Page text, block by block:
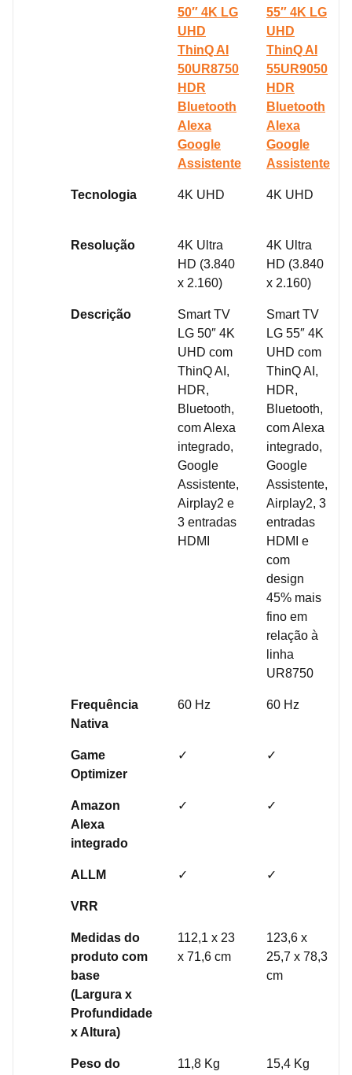
50″ 4K LG
UHD
ThinQ AI
50UR8750
HDR
Bluetooth
Alexa
Google
Assistente
55″ 4K LG
UHD
ThinQ AI
55UR9050
HDR
Bluetooth
Alexa
Google
Assistente
Tecnologia 4K UHD 4K UHD
Resolução
4K Ultra
HD (3.840
x 2.160)
4K Ultra
HD (3.840
x 2.160)
Descrição
Smart TV
LG 50″ 4K
UHD com
ThinQ AI,
HDR,
Bluetooth,
com Alexa
integrado,
Google
Assistente,
Airplay2 e
3 entradas
HDMI
Smart TV
LG 55″ 4K
UHD com
ThinQ AI,
HDR,
Bluetooth,
com Alexa
integrado,
Google
Assistente,
Airplay2, 3
entradas
HDMI e
com
design
45% mais
fino em
relação à
linha
UR8750
Frequência
Nativa
60 Hz 60 Hz
Game
Optimizer
✓ ✓
Amazon
Alexa
integrado
✓ ✓
ALLM ✓ ✓
VRR
Medidas do
produto com
base
(Largura x
Profundidade
x Altura)
112,1 x 23
x 71,6 cm
123,6 x
25,7 x 78,3
cm
Peso do
‎11,8 Kg 15,4 Kg